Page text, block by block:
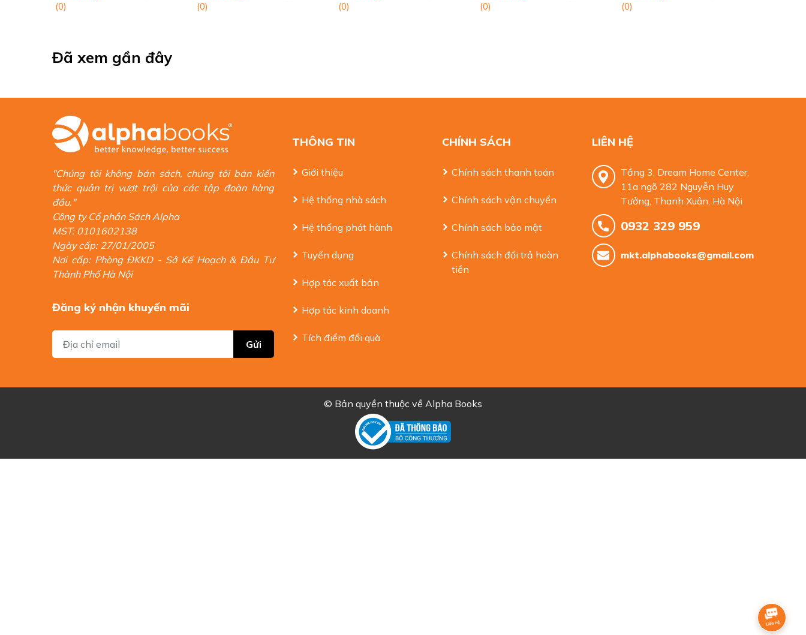
(0)
(0)
(0)
(0)
(0)
Đã xem gần đây
"Chúng tôi không bán sách, chúng tôi bán kiến
thức quản trị vượt trội của các tập đoàn hàng
đầu."
Công ty Cổ phần Sách Alpha
MST: 0101602138
Ngày cấp: 27/01/2005
Nơi cấp: Phòng ĐKKD - Sở Kế Hoạch & Đầu Tư
Thành Phố Hà Nội
Đăng ký nhận khuyến mãi
Gửi
THÔNG TIN
Giới thiệu
Hệ thống nhà sách
Hệ thống phát hành
Tuyển dụng
Hợp tác xuất bản
Hợp tác kinh doanh
Tích điểm đổi quà
CHÍNH SÁCH
Chính sách thanh toán
Chính sách vận chuyển
Chính sách bảo mật
Chính sách đổi trả hoàn
tiền
LIÊN HỆ
Tầng 3, Dream Home Center,
11a ngõ 282 Nguyễn Huy
Tưởng, Thanh Xuân, Hà Nội
0932 329 959
mkt.alphabooks@gmail.com
© Bản quyền thuộc về Alpha Books